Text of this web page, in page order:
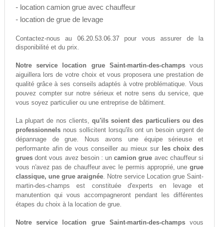
- location camion grue avec chauffeur
- location de grue de levage
Contactez-nous au 06.20.53.06.37pour vous assurer de la
disponibilité et du prix.
Notre service location grue Saint-martin-des-champsvous
aiguillera lors de votre choix et vous proposera une prestation de
qualité grâce à ses conseils adaptés à votre problématique. Vous
pouvez compter sur notre sérieux et notre sens du service, que
vous soyez particulier ou une entreprise de bâtiment.
La plupart de nos clients, qu'ils soient des particuliers ou des
professionnelsnous sollicitent lorsqu'ils ont un besoin urgent de
dépannage de grue. Nous avons une équipe sérieuse et
performante afin de vous conseiller au mieux sur
les choix des
gruesdont vous avez besoin : uncamion grue avec chauffeur si
vous n'avez pas de chauffeur avec le permis approprié, unegrue
classique, une grue araignée. Notre service Location grue Saint-
martin-des-champs est constituée d'experts en levage et
manutention qui vous accompagneront pendant les différentes
étapes du choix à la location de grue.
Notre service location grue Saint-martin-des-champsvous